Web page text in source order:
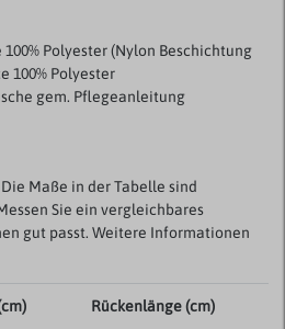
Polyester (Nylon Beschichtung
100% Polyester
gem. Pflegeanleitung
Die Maße in der Tabelle sind
Sie ein vergleichbares
gut passt. Weitere Informationen
Rückenlänge (cm)